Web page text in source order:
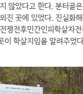
않았다고 한다. 분터골
진 곳에 있었다. 진실화
쟁전후민간인피학살자
이 학살지임을 알려주었